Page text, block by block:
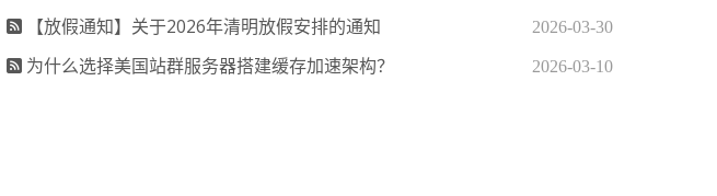
【放假通知】关于2026年清明放假安排的通知 2026-03-30
为什么选择美国站群服务器搭建缓存加速架构？ 2026-03-10